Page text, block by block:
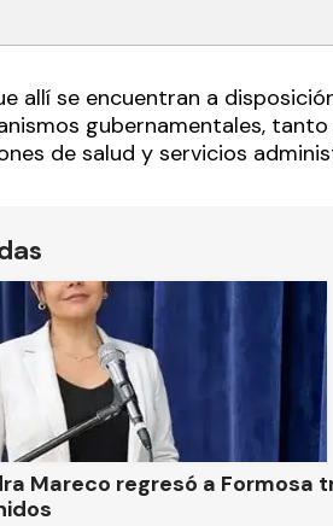
allí se encuentran a
gubernamentales,
de salud y servicios
Mareco regresó a Formosa